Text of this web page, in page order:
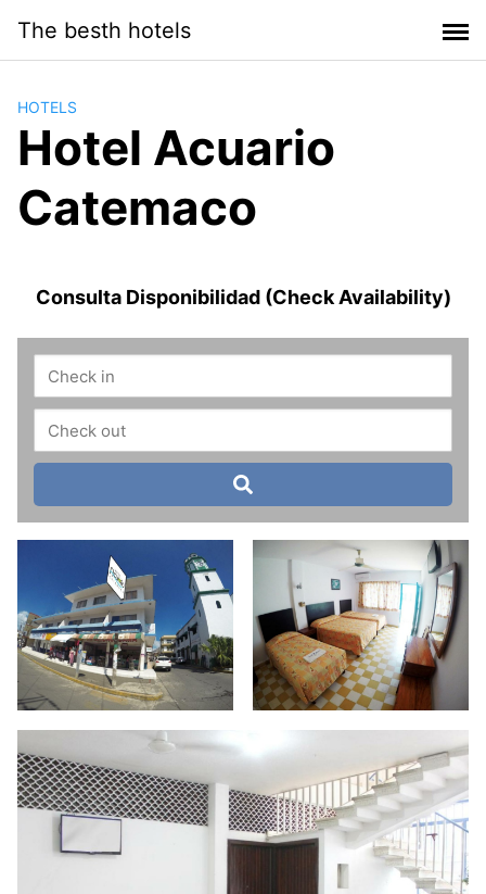
contenido
The besth hotels
HOTELS
Hotel Acuario
Catemaco
Consulta Disponibilidad (Check Availability)